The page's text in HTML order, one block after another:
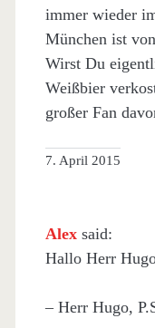
immer wieder
München ist
Wirst Du
Weißbier
großer Fan
7. April 2015
Alex said:
Hallo Herr
– Herr Hugo,